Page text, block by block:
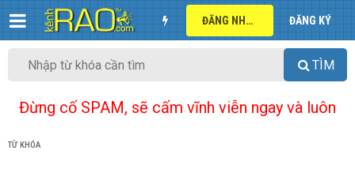
ĐĂNG NHẬP ĐĂNG KÝ
TÌM
Đừng cố SPAM, sẽ cấm vĩnh viễn ngay và luôn
TỪ KHÓA